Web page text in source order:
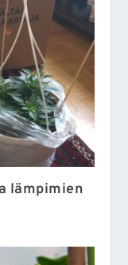
lämpimien